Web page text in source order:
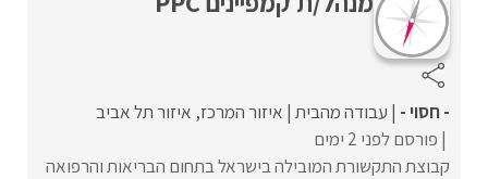
- חסוי - עבודה מהבית איזור המרכז איזור תל אביב
פורסם לפני 2 ימים
קבוצת התקשורת המובילה בישראל בתחום הבריאות והרפואה